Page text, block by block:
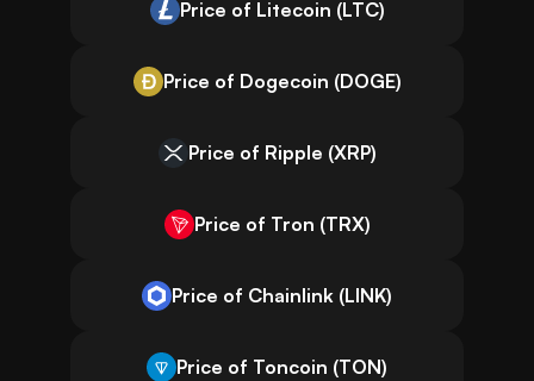
Price of Litecoin (LTC)
Price of Dogecoin (DOGE)
Price of Ripple (XRP)
Price of Tron (TRX)
Price of Chainlink (LINK)
Price of Toncoin (TON)